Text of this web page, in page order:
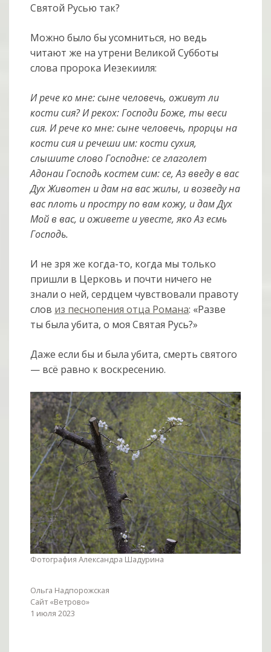
Святой Русью так?
Можно было бы усомниться, но ведь
читают же на утрени Великой Субботы
слова пророка Иезекииля:
И рече ко мне: сыне человечь, оживут ли
кости сия? И рекох: Господи Боже, ты веси
сия. И рече ко мне: сыне человечь, прорцы на
кости сия и речеши им: кости сухия,
слышите слово Господне: се глаголет
Адонаи Господь костем сим: се, Аз введу в вас
Дух Животен и дам на вас жилы, и возведу на
вас плоть и простру по вам кожу, и дам Дух
Мой в вас, и оживете и увесте, яко Аз есмь
Господь.
И не зря же когда-то, когда мы только
пришли в Церковь и почти ничего не
знали о ней, сердцем чувствовали правоту
слов из песнопения отца Романа: «Разве
ты была убита, о моя Святая Русь?»
Даже если бы и была убита, смерть святого
— всё равно к воскресению.
Фотография Александра Шадурина
Ольга Надпорожская
Сайт «Ветрово»
1 июля 2023